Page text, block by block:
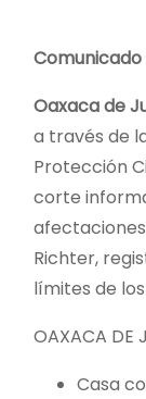
Comunicado
Oaxaca de
a través de
Protección
corte
Richter,
límites de
OAXACA DE
Casa